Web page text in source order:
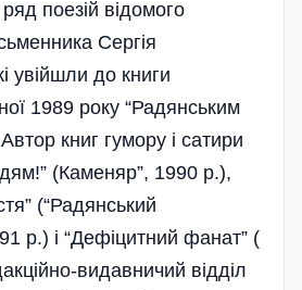
поезій відомого
Сергія
увійшли до книги
1989 року “Радянським
книг гумору і сатири
(Каменяр”, 1990 р.),
(“Радянський
р.) і “Дефіцитний фанат” (
видавничий відділ